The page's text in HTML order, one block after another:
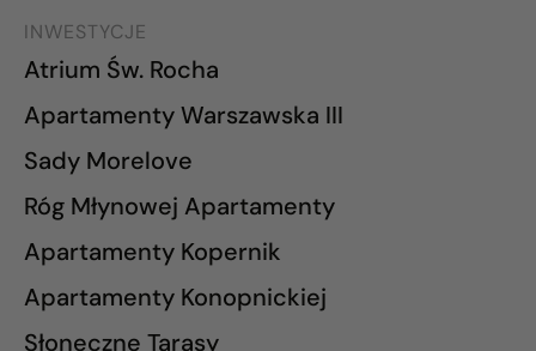
INWESTYCJE
Atrium Św. Rocha
Apartamenty Warszawska III
Sady Morelove
Róg Młynowej Apartamenty
Apartamenty Kopernik
Apartamenty Konopnickiej
Słoneczne Tarasy